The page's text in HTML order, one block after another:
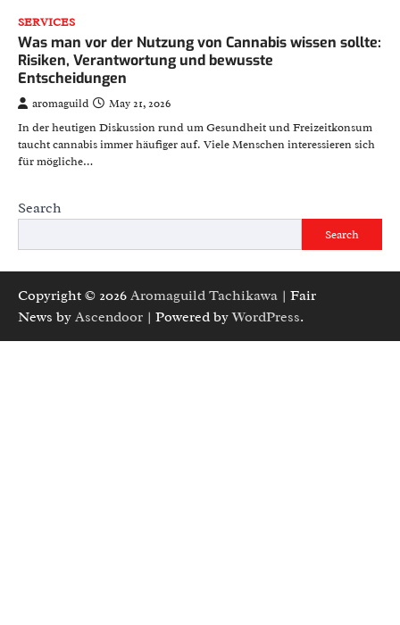
SERVICES
Was man vor der Nutzung von Cannabis wissen sollte:
Risiken, Verantwortung und bewusste
Entscheidungen
aromaguild
May 21, 2026
In der heutigen Diskussion rund um Gesundheit und Freizeitkonsum
taucht cannabis immer häufiger auf. Viele Menschen interessieren sich
für mögliche…
Search
Search
Copyright © 2026 Aromaguild Tachikawa | Fair
News by Ascendoor | Powered byWordPress.